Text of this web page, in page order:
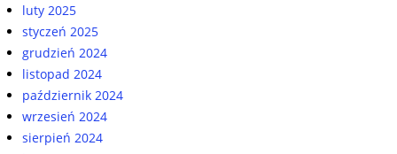
luty 2025
styczeń 2025
grudzień 2024
listopad 2024
październik 2024
wrzesień 2024
sierpień 2024